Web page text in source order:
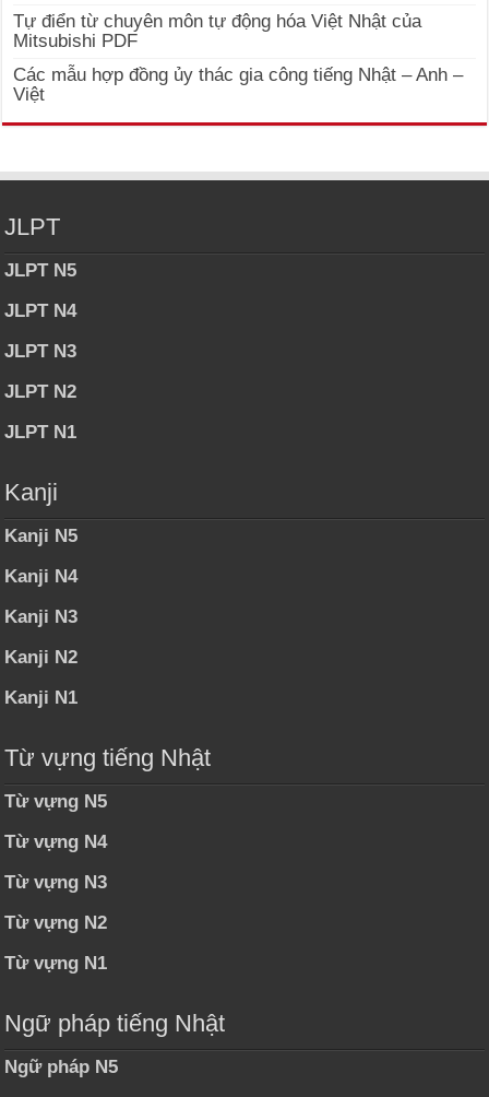
Tự điển từ chuyên môn tự động hóa Việt Nhật của
Mitsubishi PDF
Các mẫu hợp đồng ủy thác gia công tiếng Nhật – Anh –
Việt
JLPT
JLPT N5
JLPT N4
JLPT N3
JLPT N2
JLPT N1
Kanji
Kanji N5
Kanji N4
Kanji N3
Kanji N2
Kanji N1
Từ vựng tiếng Nhật
Từ vựng N5
Từ vựng N4
Từ vựng N3
Từ vựng N2
Từ vựng N1
Ngữ pháp tiếng Nhật
Ngữ pháp N5